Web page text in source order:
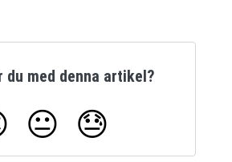
du med denna artikel?
😐 😓